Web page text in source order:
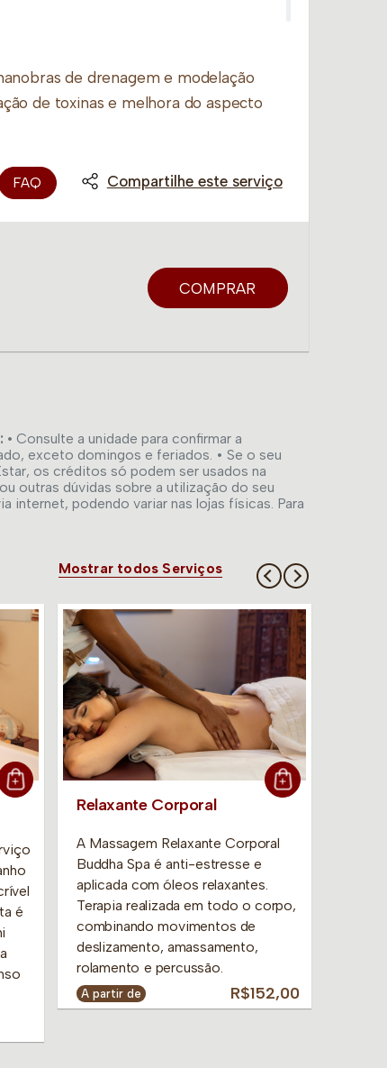
de drenagem e modelação
de toxinas e melhora do aspecto
FAQ Compartilhe este serviço
COMPRAR
• Consulte a unidade para confirmar a
exceto domingos e feriados. • Se o seu
os créditos só podem ser usados na
outras dúvidas sobre a utilização do seu
internet, podendo variar nas lojas físicas. Para
Mostrar todos Serviços
é
Relaxante Corporal
A Massagem Relaxante Corporal
Buddha Spa é anti-estresse e
aplicada com óleos relaxantes.
Terapia realizada em todo o corpo,
combinando movimentos de
deslizamento, amassamento,
rolamento e percussão.
A partir de R$152,00